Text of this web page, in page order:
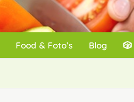
Food & Foto’s Blog